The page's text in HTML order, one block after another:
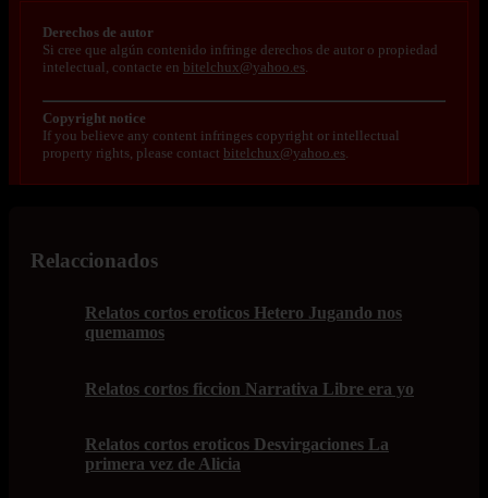
Derechos de autor
Si cree que algún contenido infringe derechos de autor o propiedad
intelectual, contacte en bitelchux@yahoo.es
Copyright notice
If you believe any content infringes copyright or intellectual
property rights, please contact bitelchux@yahoo.es
Relaccionados
Relatos cortos eroticos Hetero Jugando nos
quemamos
Relatos cortos ficcion Narrativa Libre era yo
Relatos cortos eroticos Desvirgaciones La
primera vez de Alicia